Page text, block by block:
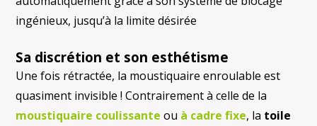
ingénieux, jusqu’à la limite désirée
Sa discrétion et son esthétisme
Une fois rétractée, la moustiquaire enroulable est
quasiment invisible ! Contrairement à celle de la
moustiquaire coulissante ou à cadre fixe, la toile